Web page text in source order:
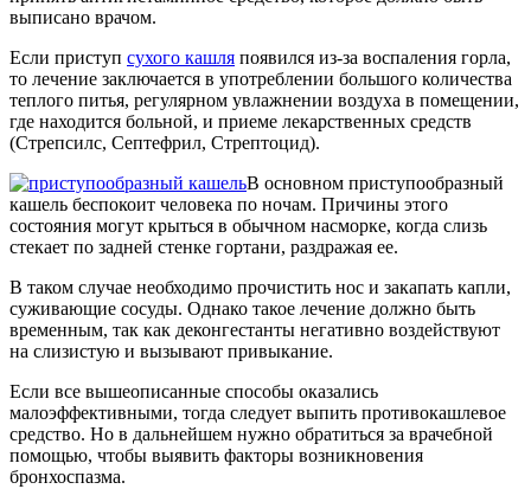
выписано врачом.
Если приступ сухого кашля появился из-за воспаления горла,
то лечение заключается в употреблении большого количества
теплого питья, регулярном увлажнении воздуха в помещении,
где находится больной, и приеме лекарственных средств
(Стрепсилс, Септефрил, Стрептоцид).
В основном приступообразный
кашель беспокоит человека по ночам. Причины этого
состояния могут крыться в обычном насморке, когда слизь
стекает по задней стенке гортани, раздражая ее.
В таком случае необходимо прочистить нос и закапать капли,
суживающие сосуды. Однако такое лечение должно быть
временным, так как деконгестанты негативно воздействуют
на слизистую и вызывают привыкание.
Если все вышеописанные способы оказались
малоэффективными, тогда следует выпить противокашлевое
средство. Но в дальнейшем нужно обратиться за врачебной
помощью, чтобы выявить факторы возникновения
бронхоспазма.